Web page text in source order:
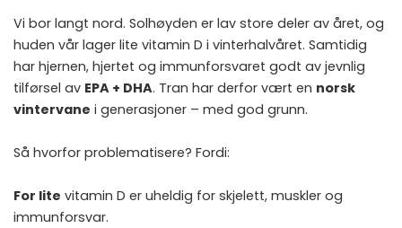
Vi bor langt nord. Solhøyden er lav store deler av året, og
huden vår lager lite vitamin D i vinterhalvåret. Samtidig
har hjernen, hjertet og immunforsvaret godt av jevnlig
tilførsel av EPA + DHA. Tran har derfor vært en norsk
vintervane i generasjoner – med god grunn.
Så hvorfor problematisere? Fordi:
For lite vitamin D er uheldig for skjelett, muskler og
immunforsvar.